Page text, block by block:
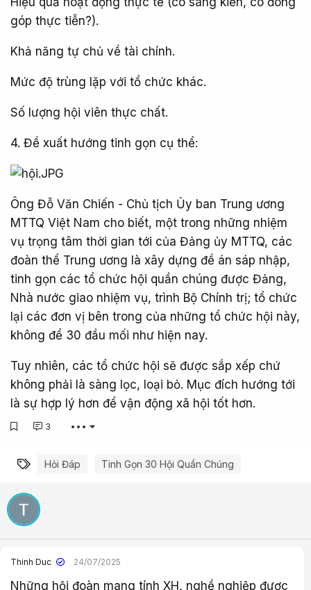
góp thực tiễn?).
Khả năng tự chủ về tài chính.
Mức độ trùng lặp với tổ chức khác.
Số lượng hội viên thực chất.
4. Đề xuất hướng tinh gọn cụ thể:
Ông Đỗ Văn Chiến - Chủ tịch Ủy ban Trung ương
MTTQ Việt Nam cho biết, một trong những nhiệm
vụ trọng tâm thời gian tới của Đảng ủy MTTQ, các
đoàn thể Trung ương là xây dựng đề án sáp nhập,
tinh gọn các tổ chức hội quần chúng được Đảng,
Nhà nước giao nhiệm vụ, trình Bộ Chính trị; tổ chức
lại các đơn vị bên trong của những tổ chức hội này,
không để 30 đầu mối như hiện nay.
Tuy nhiên, các tổ chức hội sẽ được sắp xếp chứ
không phải là sàng lọc, loại bỏ. Mục đích hướng tới
là sự hợp lý hơn để vận động xã hội tốt hơn.
3 •••
Từ khóa
Hỏi Đáp Tinh Gọn 30 Hội Quần Chúng
Thinh Duc 24/07/2025
Những hội đoàn mang tính XH, nghề nghiệp được